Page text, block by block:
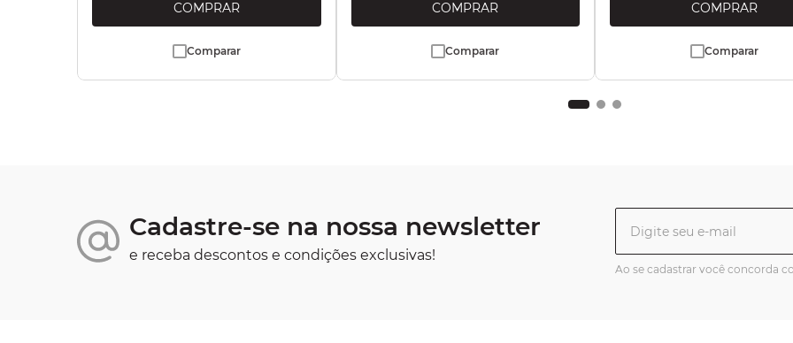
Comparar Comparar Comparar
Cadastre-se na nossa newsletter
e receba descontos e condições exclusivas!
Ao se cadastrar você concorda